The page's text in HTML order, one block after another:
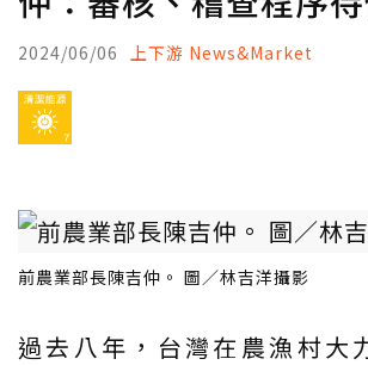
2024/06/06 上下游 News&Market
前農業部長陳吉仲。 圖／林吉洋攝影
過去八年，台灣在農漁村大